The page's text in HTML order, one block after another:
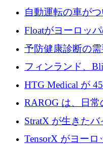
リーズ B で 3,200
自動運転の車が
が世界をリード
Floatがヨーロッ
シリーズAで450
予防健康診断の
が 7 億ドルを調達
フィンランド、
認可
HTG Medical が
尿モニタリングを
証を獲得
RAROG は、日
助ビーコンに変え
StratX が生きた
ン対策に 119 万
TensorX がヨー